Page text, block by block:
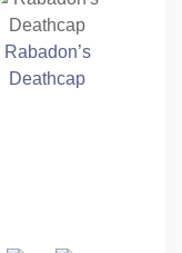
Rabadon’s
Deathcap